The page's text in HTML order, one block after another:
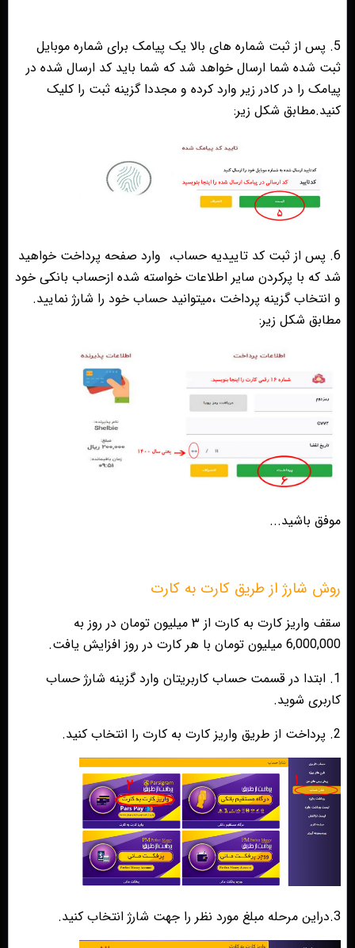
5. پس از ثبت شماره های بالا یک پیامک برای شماره موبایل
ثبت شده شما ارسال خواهد شد که شما باید کد ارسال شده در
پیامک را در کادر زیر وارد کرده و مجددا گزینه ثبت را کلیک
کنید.مطابق شکل زیر:
6. پس از ثبت کد تاییدیه حساب،
وارد صفحه پرداخت خواهید
شد که با پرکردن سایر اطلاعات خواسته شده ازحساب بانکی خود
و انتخاب گزینه پرداخت ،میتوانید حساب خود را شارژ نمایید.
مطابق شکل زیر:
موفق باشید...
روش شارژ از طریق کارت به کارت
سقف واریز کارت به کارت از ۳ میلیون تومان در روز به
6,000,000 میلیون تومان با هر کارت در روز افزایش یافت.
1. ابتدا در قسمت حساب کاربریتان وارد گزینه شارژ حساب
کاربری شوید.
2. پرداخت از طریق واریز کارت به کارت را انتخاب کنید.
3.دراین مرحله مبلغ مورد نظر را جهت شارژ انتخاب کنید.